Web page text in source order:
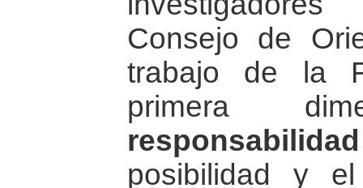
Consejo de
trabajo de la
primera
posibilidad y